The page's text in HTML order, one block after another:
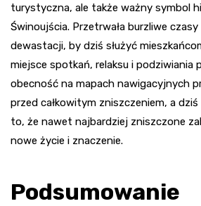
turystyczna, ale także ważny symbol
Świnoujścia. Przetrwała burzliwe
dewastacji, by dziś służyć
miejsce spotkań, relaksu i podziwiania
obecność na mapach nawigacyjnych
przed całkowitym zniszczeniem, a
to, że nawet najbardziej zniszczone
nowe życie i znaczenie.
Podsumowanie